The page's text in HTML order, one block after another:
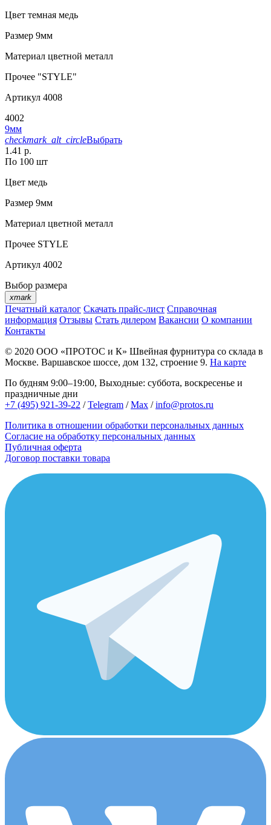
Цвет темная медь
Размер 9мм
Материал цветной металл
Прочее "STYLE"
Артикул 4008
4002
9мм
checkmark_alt_circleВыбрать
1.41 р.
По 100 шт
Цвет медь
Размер 9мм
Материал цветной металл
Прочее STYLE
Артикул 4002
Выбор размера
xmark
Печатный каталог Скачать прайс-лист Справочная
информация Отзывы Стать дилером Вакансии О компании
Контакты
© 2020 ООО «ПРОТОС и К» Швейная фурнитура со склада в
Москве. Варшавское шоссе, дом 132, строение 9. На карте
По будням 9:00–19:00, Выходные: суббота, воскресенье и
праздничные дни
+7 (495) 921-39-22 /Telegram /Max /info@protos.ru
Политика в отношении обработки персональных данных
Согласие на обработку персональных данных
Публичная оферта
Договор поставки товара